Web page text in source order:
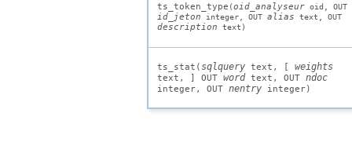
ts_token_type (oid_analyseur oid , OUT
id_jeton integer, OUT alias text , OUT
description text )
ts_stat(sqlquery text , [ weights
text , ] OUT word text , OUT ndoc
integer, OUT nentry integer)